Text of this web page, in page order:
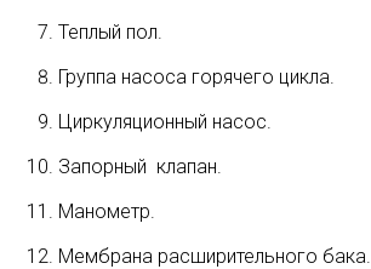
Теплый пол.
Группа насоса горячего цикла.
Циркуляционный насос.
Запорный клапан.
Манометр.
Мембрана расширительного бака.